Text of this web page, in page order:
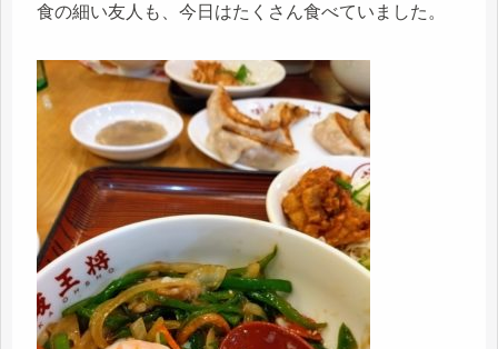
食の細い友人も、今日はたくさん食べていました。